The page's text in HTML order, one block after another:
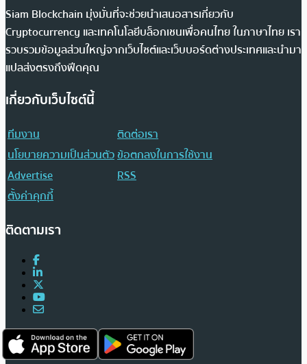
Siam Blockchain มุ่งมั่นที่จะช่วยนำเสนอสารเกี่ยวกับ
Cryptocurrency และเทคโนโลยีบล็อกเชนเพื่อคนไทย ในภาษาไทย เรา
รวบรวมข้อมูลส่วนใหญ่จากเว็บไซต์และเว็บบอร์ดต่างประเทศและนำมา
แปลส่งตรงถึงฟีดคุณ
เกี่ยวกับเว็บไซต์นี้
ทีมงาน
ติดต่อเรา
นโยบายความเป็นส่วนตัวข้อตกลงในการใช้งาน
Advertise
RSS
ตั้งค่าคุกกี้
ติดตามเรา